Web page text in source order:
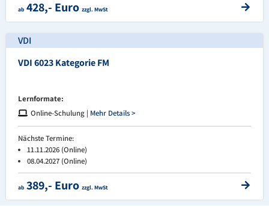
ab 428,- Euro zzgl. MwSt
VDI
VDI 6023 Kategorie FM
Lernformate:
Online-Schulung | Mehr Details >
Nächste Termine:
11.11.2026 (Online)
08.04.2027 (Online)
ab 389,- Euro zzgl. MwSt